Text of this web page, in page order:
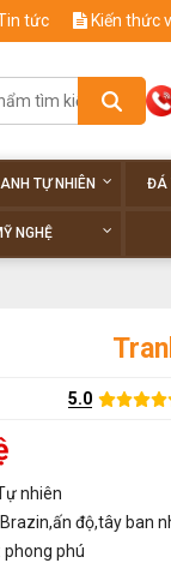
tức Kiến thức
TỰ NHIÊN ĐÁ
NGHỆ
5.0
nhiên
độ,tây ban
phong phú